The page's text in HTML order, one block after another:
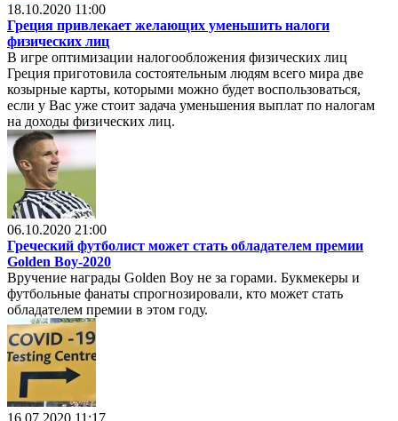
18.10.2020 11:00
Греция привлекает желающих уменьшить налоги
физических лиц
В игре оптимизации налогообложения физических лиц
Греция приготовила состоятельным людям всего мира две
козырные карты, которыми можно будет воспользоваться,
если у Вас уже стоит задача уменьшения выплат по налогам
на доходы физических лиц.
06.10.2020 21:00
Греческий футболист может стать обладателем премии
Golden Boy-2020
Вручение награды Golden Boy не за горами. Букмекеры и
футбольные фанаты спрогнозировали, кто может стать
обладателем премии в этом году.
16.07.2020 11:17